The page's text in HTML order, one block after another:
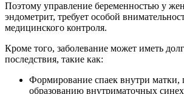
Поэтому управление беременностью у
эндометрит, требует особой
медицинского контроля.
Кроме того, заболевание может иметь
последствия, такие как:
Формирование спаек внутри матки,
образованию внутриматочных